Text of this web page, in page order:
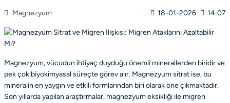
Magnezyum 18-01-2026 14:07
Magnezyum, vücudun ihtiyaç duyduğu önemli minerallerden biridir ve
pek çok biyokimyasal süreçte görev alır. Magnezyum sitrat ise, bu
mineralin en yaygın ve etkili formlarından biri olarak öne çıkmaktadır.
Son yıllarda yapılan araştırmalar, magnezyum eksikliği ile migren